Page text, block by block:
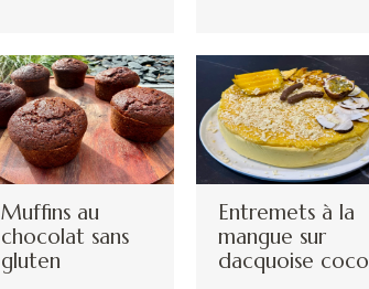
Muffins au
chocolat sans
gluten
Entremets à la
mangue sur
dacquoise coco